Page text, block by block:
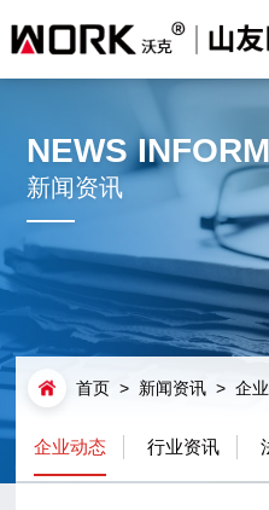
关
产品
新
专
NEWS
新闻资讯
首页 > 新闻资讯 >企
企业动态 行业资讯